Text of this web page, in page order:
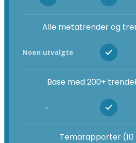
Alle metatrender og
Noen utvalgte
Base med 200+
-
Temarapporter